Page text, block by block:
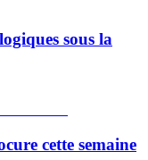
sous la
cette semaine